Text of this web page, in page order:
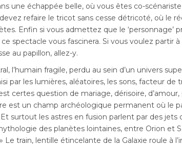
une échappée belle, où vous êtes co-
refaire le tricot sans cesse détricoté, où le
Enfin si vous admettez que le ‘personnage’
spectacle vous fascinera. Si vous voulez partir
au papillon, allez-y.
l’humain fragile, perdu au sein d’un univers
par les lumières, aléatoires, les sons, facteur
certes question de mariage, dérisoire,
est un champ archéologique permanent où le
Et surtout les astres en fusion parlent par des jets
des planètes lointaines, entre Orion et
Le train, lentille étincelante de la Galaxie roule à